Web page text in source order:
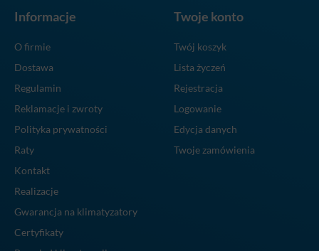
Informacje
O firmie
Dostawa
Regulamin
Reklamacje i zwroty
Polityka prywatności
Raty
Kontakt
Realizacje
Gwarancja na klimatyzatory
Certyfikaty
Twoje konto
Twój koszyk
Lista życzeń
Rejestracja
Logowanie
Edycja danych
Twoje zamówienia